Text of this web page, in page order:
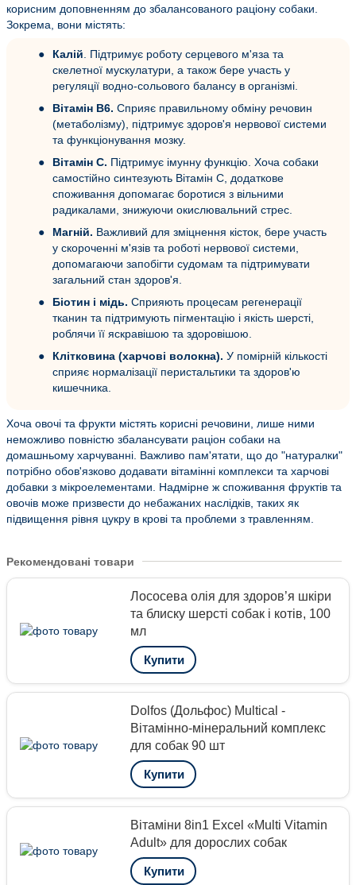
корисним доповненням до збалансованого раціону собаки.
Зокрема, вони містять:
Калій . Підтримує роботу серцевого м'яза та
скелетної мускулатури, а також бере участь у
регуляції водно-сольового балансу в організмі.
Вітамін B6. Сприяє правильному обміну речовин
(метаболізму), підтримує здоров'я нервової системи
та функціонування мозку.
Вітамін C. Підтримує імунну функцію. Хоча собаки
самостійно синтезують Вітамін C, додаткове
споживання допомагає боротися з вільними
радикалами, знижуючи окислювальний стрес.
Магній. Важливий для зміцнення кісток, бере участь
у скороченні м'язів та роботі нервової системи,
допомагаючи запобігти судомам та підтримувати
загальний стан здоров'я.
Біотин і мідь. Сприяють процесам регенерації
тканин та підтримують пігментацію і якість шерсті,
роблячи її яскравішою та здоровішою.
Клітковина (харчові волокна). У помірній кількості
сприяє нормалізації перистальтики та здоров'ю
кишечника.
Хоча овочі та фрукти містять корисні речовини, лише ними
неможливо повністю збалансувати раціон собаки на
домашньому харчуванні. Важливо пам'ятати, що до "натуралки"
потрібно обов'язково додавати вітамінні комплекси та харчові
добавки з мікроелементами. Надмірне ж споживання фруктів та
овочів може призвести до небажаних наслідків, таких як
підвищення рівня цукру в крові та проблеми з травленням.
Рекомендовані товари
Лососева олія для здоров’я шкіри
та блиску шерсті собак і котів, 100
мл
Купити
Dolfos (Дольфос) Multical -
Вітамінно-мінеральний комплекс
для собак 90 шт
Купити
Вітаміни 8in1 Excel «Multi Vitamin
Adult» для дорослих собак
Купити